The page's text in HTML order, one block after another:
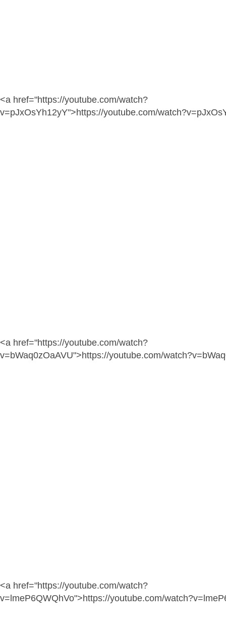
<a href="https://youtube.com/watch?
v=pJxOsYh12yY">https://youtube.com/
<a href="https://youtube.com/watch?
v=bWaq0zOaAVU">https://youtube.com/
<a href="https://youtube.com/watch?
v=lmeP6QWQhVo">https://youtube.com/